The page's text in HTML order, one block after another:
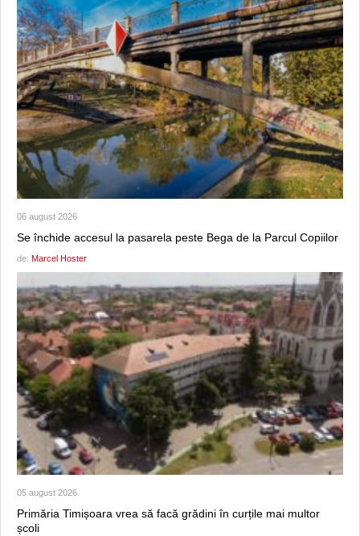
06 august 2026
Se închide accesul la pasarela peste Bega de la Parcul Copiilor
de: Marcel Hoster
05 august 2026
Primăria Timișoara vrea să facă grădini în curțile mai multor
școli